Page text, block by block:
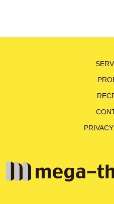
以下の団体にお申し
一般財団法人 日本
認定個人情報保護団
住所：〒106-0032
トビル12F
電話番号：03-5860-